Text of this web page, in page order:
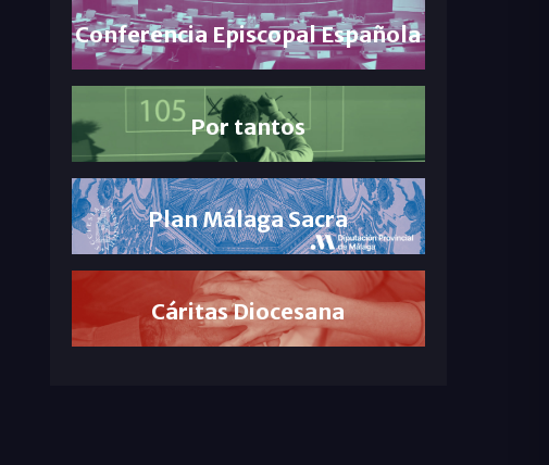
Conferencia Episcopal Española
Por tantos
Plan Málaga Sacra
Cáritas Diocesana